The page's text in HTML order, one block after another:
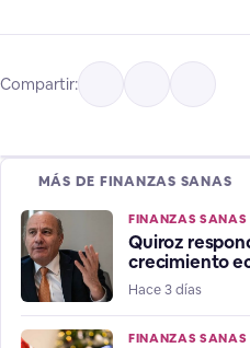
Compartir:
MÁS DE FINANZAS SANAS
FINANZAS SANAS
Quiroz
crecimiento
que
Hace 3 días
FINANZAS SANAS